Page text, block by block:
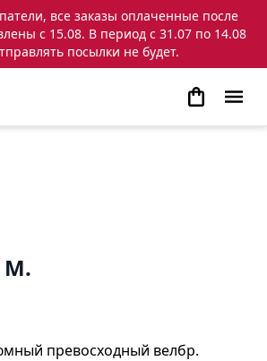
все заказы оплаченные после
с 15.08. В период с 31.07 по 14.08
посылки не будет.
М.
превосходный велбр.